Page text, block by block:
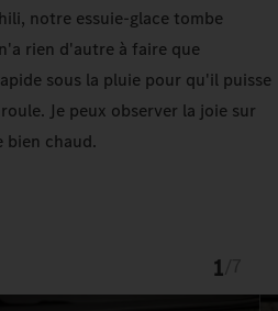
notre essuie-glace tombe
rien d'autre à faire que
sous la pluie pour qu'il puisse
Je peux observer la joie sur
bien chaud.
1